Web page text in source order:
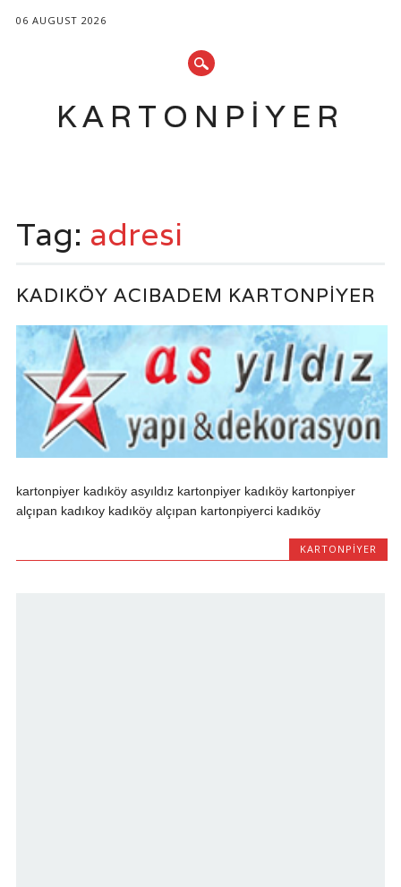
06 AUGUST 2026
KARTONPIYER
content
Tag: adresi
KADIKÖY ACIBADEM KARTONPIYER
kartonpiyer kadıköy asyıldız kartonpiyer kadıköy kartonpiyer
alçıpan kadıkoy kadıköy alçıpan kartonpiyerci kadıköy
KARTONPIYER